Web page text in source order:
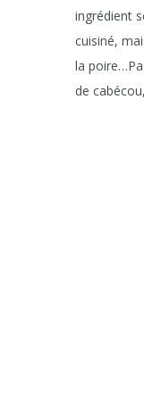
ingrédient
cuisiné,
la
de